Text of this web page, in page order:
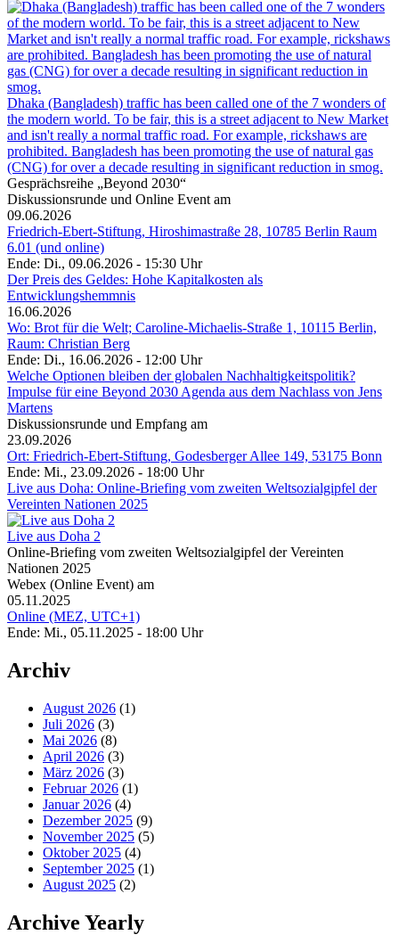
Dhaka (Bangladesh) traffic has been called one of the 7 wonders of
the modern world. To be fair, this is a street adjacent to New Market
and isn't really a normal traffic road. For example, rickshaws are
prohibited. Bangladesh has been promoting the use of natural gas
(CNG) for over a decade resulting in significant reduction in smog.
Gesprächsreihe „Beyond 2030“
Diskussionsrunde und Online Event am
09.06.2026
Friedrich-Ebert-Stiftung, Hiroshimastraße 28, 10785 Berlin Raum
6.01 (und online)
Ende: Di., 09.06.2026 - 15:30 Uhr
Der Preis des Geldes: Hohe Kapitalkosten als
Entwicklungshemmnis
16.06.2026
Wo: Brot für die Welt; Caroline-Michaelis-Straße 1, 10115 Berlin,
Raum: Christian Berg
Ende: Di., 16.06.2026 - 12:00 Uhr
Welche Optionen bleiben der globalen Nachhaltigkeitspolitik?
Impulse für eine Beyond 2030 Agenda aus dem Nachlass von Jens
Martens
Diskussionsrunde und Empfang am
23.09.2026
Ort: Friedrich-Ebert-Stiftung, Godesberger Allee 149, 53175 Bonn
Ende: Mi., 23.09.2026 - 18:00 Uhr
Live aus Doha: Online-Briefing vom zweiten Weltsozialgipfel der
Vereinten Nationen 2025
Live aus Doha 2
Online-Briefing vom zweiten Weltsozialgipfel der Vereinten
Nationen 2025
Webex (Online Event) am
05.11.2025
Online (MEZ, UTC+1)
Ende: Mi., 05.11.2025 - 18:00 Uhr
Archiv
August 2026 (1)
Juli 2026 (3)
Mai 2026 (8)
April 2026 (3)
März 2026 (3)
Februar 2026 (1)
Januar 2026 (4)
Dezember 2025 (9)
November 2025 (5)
Oktober 2025 (4)
September 2025 (1)
August 2025 (2)
Archive Yearly